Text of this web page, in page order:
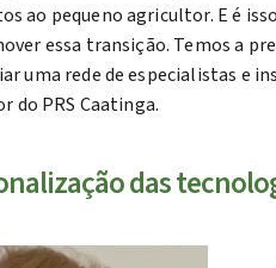
ao pequeno agricultor. E é
essa transição. Temos a
uma rede de especialistas e
do PRS Caatinga.
das